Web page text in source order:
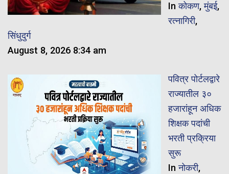
Inकोकण,मुंबई,
रत्नागिरी,
सिंधुदुर्ग
August 8, 2026 8:34 am
पवित्र पोर्टलद्वारे
राज्यातील ३०
हजारांहून अधिक
शिक्षक पदांची
भरती प्रक्रिया
सुरू
Inनोकरी,